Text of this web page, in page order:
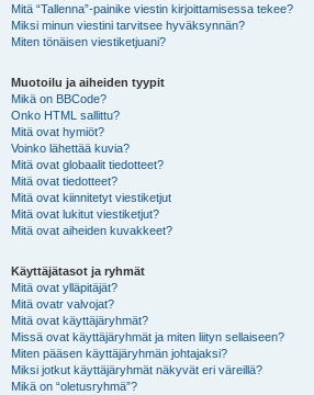
Mitä “Tallenna”-painike viestin kirjoittamisessa tekee?
Miksi minun viestini tarvitsee hyväksynnän?
Miten tönäisen viestiketjuani?
Muotoilu ja aiheiden tyypit
Mikä on BBCode?
Onko HTML sallittu?
Mitä ovat hymiöt?
Voinko lähettää kuvia?
Mitä ovat globaalit tiedotteet?
Mitä ovat tiedotteet?
Mitä ovat kiinnitetyt viestiketjut
Mitä ovat lukitut viestiketjut?
Mitä ovat aiheiden kuvakkeet?
Käyttäjätasot ja ryhmät
Mitä ovat ylläpitäjät?
Mitä ovatr valvojat?
Mitä ovat käyttäjäryhmät?
Missä ovat käyttäjäryhmät ja miten liityn sellaiseen?
Miten pääsen käyttäjäryhmän johtajaksi?
Miksi jotkut käyttäjäryhmät näkyvät eri väreillä?
Mikä on “oletusryhmä”?